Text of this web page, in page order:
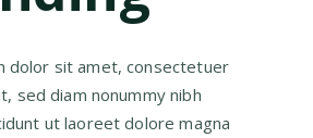
dolor sit amet, consectetuer
sed diam nonummy nibh
ut laoreet dolore magna